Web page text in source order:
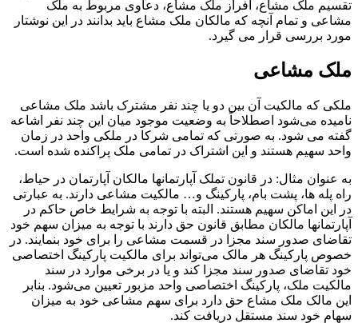
تقسیم ملک مشاع، افراز ملک مشاع، دعاوی مربوط به ملک
مشاعی و تمام آنچه که مالکان ملک مشاع باید بدانند در این نوشتار
مورد بررسی قرار می گیرد.
ملک مشاعی
ملکی که مالکیت آن بین دو یا چند نفر مشترک باشد ملک مشاعی
نامیده می‌شود اصطلاحاً به وضعیت موجود میان این چند نفر اشاعه
گفته می شود. به صورتی که تمامی شرکا در ملکی واحد در زمان
واحد سهیم هستند و این اشتراک در تمامی ملک پراکنده شده است.
به عنوان مثال: در قانون تملک آپارتمانها مالکان آپارتمان در حیاط،
راه پله ها، پشت بام، پارکینگ و… مالکیت مشاعی دارند. به عبارتی
در این اماکن سهیم هستند. البته با توجه به شرایط خاص حاکم در
آپارتمانها مالکان مطابق قانون حق دارند با توجه به میزان سهم خود
تقاضای صدور سند مجزا در قسمت مشاعی را برای خود بنمایند. در
خصوص پارکینگ هر مالک می‌تواند برای مالکیت پارکینگ اختصاصی
خود تقاضای صدور سند مجزا کند و یا در برخی موارد در سند
مالکیت ملک، پارکینگ اختصاصی واحد مزبور تعیین می‌شود. بنابر
این مالک ملک مشاع حق دارد برای سهم مشاعی خود به میزان
سهام خود سند مستقل دریافت کند.